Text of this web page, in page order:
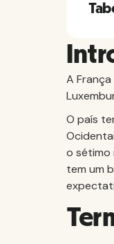
A
O país
o sétimo
tem um